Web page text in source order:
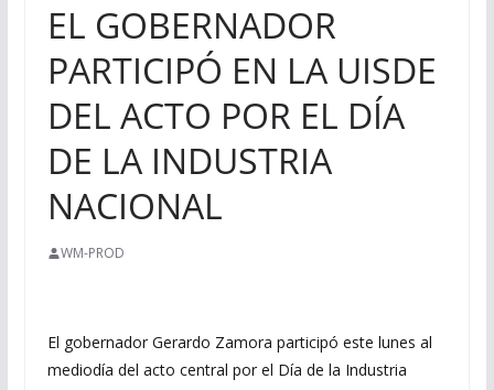
EL GOBERNADOR
PARTICIPÓ EN LA UISDE
DEL ACTO POR EL DÍA
DE LA INDUSTRIA
NACIONAL
WM-PROD
El gobernador Gerardo Zamora participó este lunes al
mediodía del acto central por el Día de la Industria